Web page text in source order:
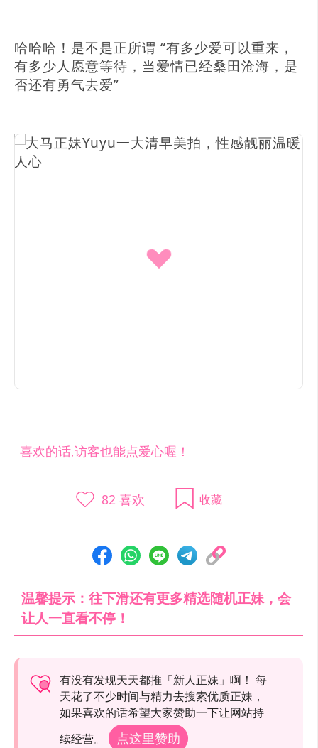
哈哈哈！是不是正所谓 “有多少爱可以重来，
有多少人愿意等待，当爱情已经桑田沧海，是
否还有勇气去爱”
喜欢的话,访客也能点爱心喔！
82喜欢 收藏
温馨提示：往下滑还有更多精选随机正妹，会
让人一直看不停！
有没有发现天天都推「新人正妹」啊！ 每
天花了不少时间与精力去搜索优质正妹，
如果喜欢的话希望大家赞助一下让网站持
续经营。
点这里赞助